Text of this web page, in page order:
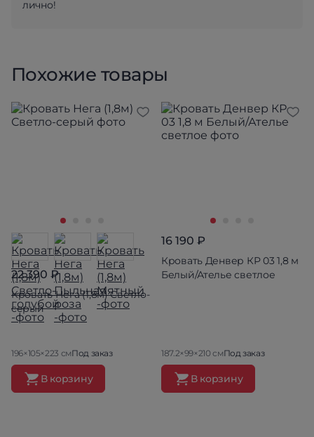
лично!
Похожие товары
22 390 ₽
Кровать Нега (1,8м) Светло-
серый
196×105×223 смПод заказ
В корзину
16 190 ₽
Кровать Денвер КР 03 1,8 м
Белый/Ателье светлое
187.2×99×210 смПод заказ
В корзину